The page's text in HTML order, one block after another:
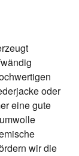
oder
eine gute
wir die